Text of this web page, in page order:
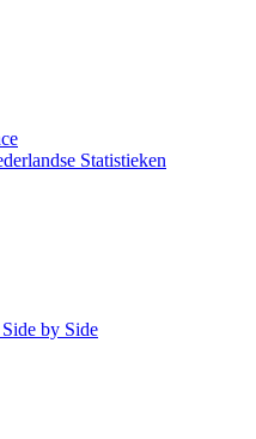
Statistieken
by Side